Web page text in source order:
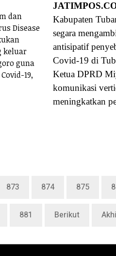
dan
Disease
keluar
guna
19,
Kabupaten
segara
antisipatif
Covid-19 di
Ketua DPRD
komunikasi
meningkatkan
873 874 875
881 Berikut